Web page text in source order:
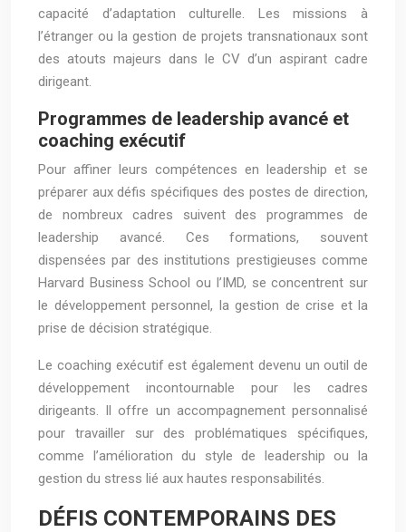
capacité d’adaptation culturelle. Les missions à
l’étranger ou la gestion de projets transnationaux sont
des atouts majeurs dans le CV d’un aspirant cadre
dirigeant.
Programmes de leadership avancé et
coaching exécutif
Pour affiner leurs compétences en leadership et se
préparer aux défis spécifiques des postes de direction,
de nombreux cadres suivent des programmes de
leadership avancé. Ces formations, souvent
dispensées par des institutions prestigieuses comme
Harvard Business School ou l’IMD, se concentrent sur
le développement personnel, la gestion de crise et la
prise de décision stratégique.
Le coaching exécutif est également devenu un outil de
développement incontournable pour les cadres
dirigeants. Il offre un accompagnement personnalisé
pour travailler sur des problématiques spécifiques,
comme l’amélioration du style de leadership ou la
gestion du stress lié aux hautes responsabilités.
DÉFIS CONTEMPORAINS DES